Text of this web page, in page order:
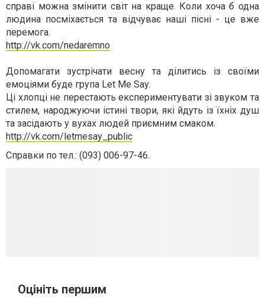
справі можна змінити світ на краще. Коли хоча б одна
людина посміхається та відчуває наші пісні - це вже
перемога.
http://vk.com/nedaremno
Допомагати зустрічати весну та ділитись із своїми
емоціями буде група Let Me Say.
Ці хлопці не перестають експериментувати зі звуком та
стилем, народжуючи істині твори, які йдуть із їхніх душ
та засідають у вухах людей приємним смаком.
http://vk.com/letmesay_public
Справки по тел.: (093) 006-97-46.
Оцініть першим